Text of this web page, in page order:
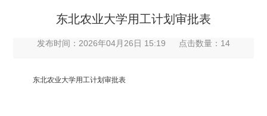
东北农业大学用工计划审批表
发布时间：2026年04月26日 15:19 点击数量： 14
东北农业大学用工计划审批表